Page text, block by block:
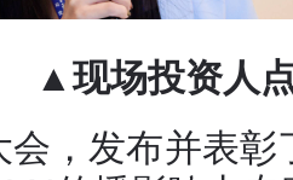
▲现场投资人
，发布并表